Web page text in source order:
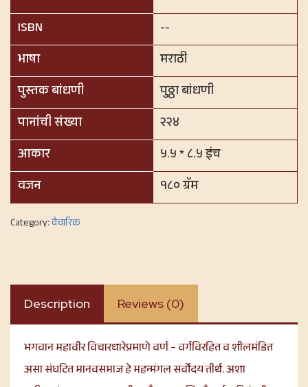
ISBN
--
भाषा
मराठी
पुस्तक बांधणी
पुठ्ठा बांधणी
पानांची संख्या
२२४
आकार
५.५ * ८.५ इंच
वजन
१८० ग्रॅम
Category:वैचारिक
Description Reviews (0)
भगवान महावीर विचारधारेप्रमाणे वर्ण – वर्गविरहित व शीलमंडित
असा संघटित मानवसमाज हे महन्मंगल सर्वोदय तीर्थ. अशा